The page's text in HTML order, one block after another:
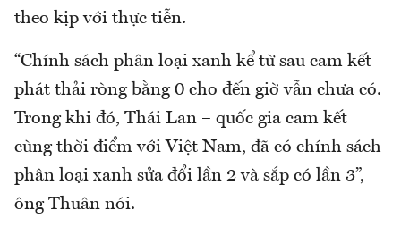
theo kịp với thực tiễn.
“Chính sách phân loại xanh kể từ sau cam kết
phát thải ròng bằng 0 cho đến giờ vẫn chưa có.
Trong khi đó, Thái Lan – quốc gia cam kết
cùng thời điểm với Việt Nam, đã có chính sách
phân loại xanh sửa đổi lần 2 và sắp có lần 3”,
ông Thuân nói.